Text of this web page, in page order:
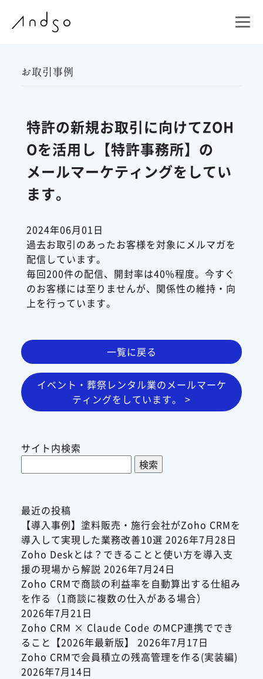
お取引事例
特許の新規お取引に向けてZOH
Oを活用し【特許事務所】の
メールマーケティングをしてい
ます。
2024年06月01日
過去お取引のあったお客様を対象にメルマガを
配信しています。
毎回200件の配信、開封率は40%程度。今すぐ
のお客様には至りませんが、関係性の維持・向
上を行っています。
一覧に戻る
イベント・葬祭レンタル業のメールマーケ
ティングをしています。 >
サイト内検索
索:
最近の投稿
【導入事例】塗料販売・施行会社がZoho CRMを
導入して実現した業務改善10選 2026年7月28日
Zoho Deskとは？できることと使い方を導入支
援の現場から解説 2026年7月24日
Zoho CRMで商談の利益率を自動算出する仕組み
を作る（1商談に複数の仕入がある場合）
2026年7月21日
Zoho CRM × Claude Code のMCP連携ででき
ること【2026年最新版】
2026年7月17日
Zoho CRMで会員積立の残高管理を作る(実装編)
2026年7月14日